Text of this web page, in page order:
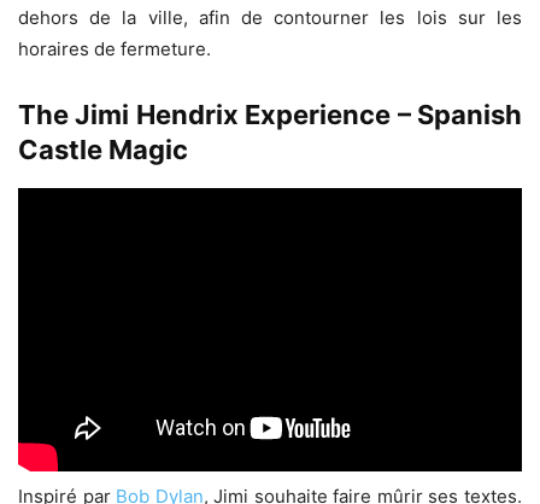
dehors de la ville, afin de contourner les lois sur les
horaires de fermeture.
The Jimi Hendrix Experience – Spanish
Castle Magic
Inspiré par Bob Dylan, Jimi souhaite faire mûrir ses textes.